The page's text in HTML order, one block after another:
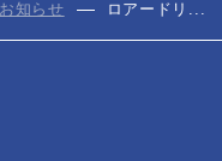
お知らせ ロアードリ...